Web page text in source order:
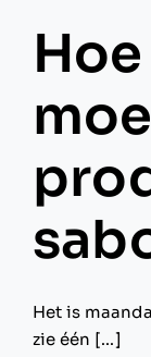
Het is
zie één [...]